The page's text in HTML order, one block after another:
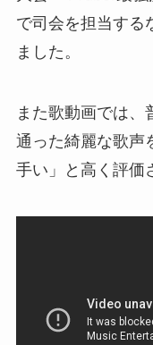
で司会を担当する
ました。
また歌動画では
通った綺麗な歌声
手い」と高く評価